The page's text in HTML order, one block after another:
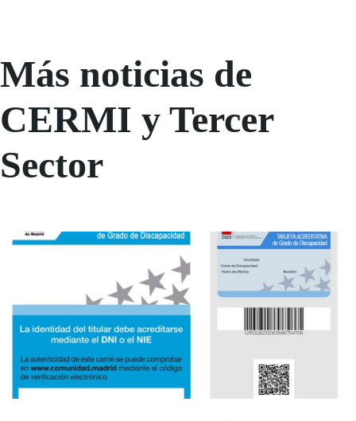
Más noticias de
CERMI y Tercer
Sector